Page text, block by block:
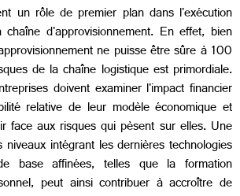
un rôle de premier plan dans l'exécution
d'approvisionnement. En effet, bien
ne puisse être sûre à 100
de la chaîne logistique est primordiale.
doivent examiner l'impact financier
relative de leur modèle économique et
face aux risques qui pèsent sur elles. Une
intégrant les dernières technologies
base affinées, telles que la formation
peut ainsi contribuer à accroître de